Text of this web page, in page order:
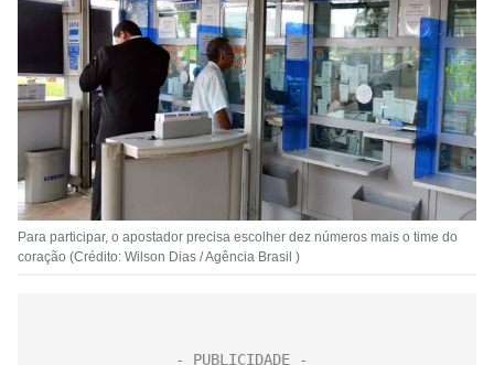
Para participar, o apostador precisa escolher dez números mais o time do
coração (Crédito: Wilson Dias / Agência Brasil )